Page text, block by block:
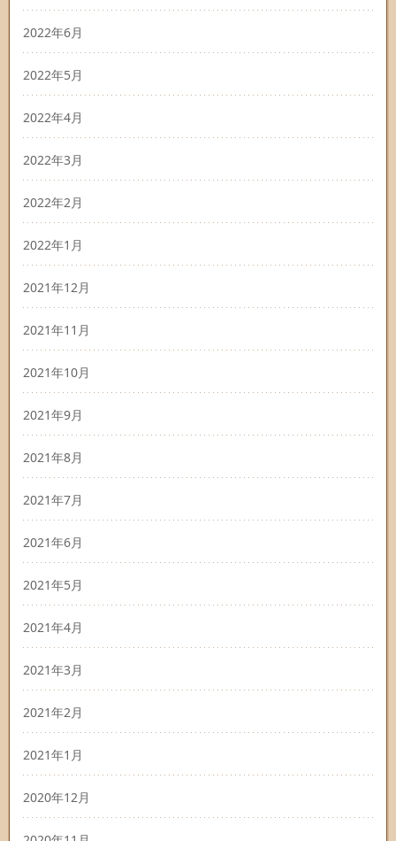
2022年6月
2022年5月
2022年4月
2022年3月
2022年2月
2022年1月
2021年12月
2021年11月
2021年10月
2021年9月
2021年8月
2021年7月
2021年6月
2021年5月
2021年4月
2021年3月
2021年2月
2021年1月
2020年12月